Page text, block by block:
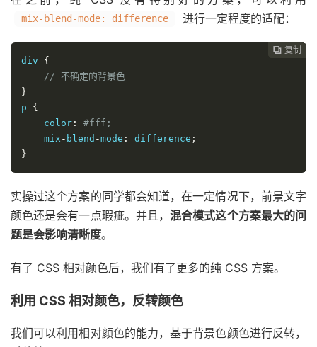
mix-blend-mode: difference 进行一定程度的适配：
 复制
 复制
 复制
 复制
 复制
div {
// 不确定的背景色
}
p {
color :
#fff;
mix - blend -mode : difference ;
}
实操过这个方案的同学都会知道，在一定情况下，前景文字
颜色还是会有一点瑕疵。并且，混合模式这个方案最大的问
题是会影响清晰度。
有了 CSS 相对颜色后，我们有了更多的纯 CSS 方案。
利用 CSS 相对颜色，反转颜色
我们可以利用相对颜色的能力，基于背景色颜色进行反转，